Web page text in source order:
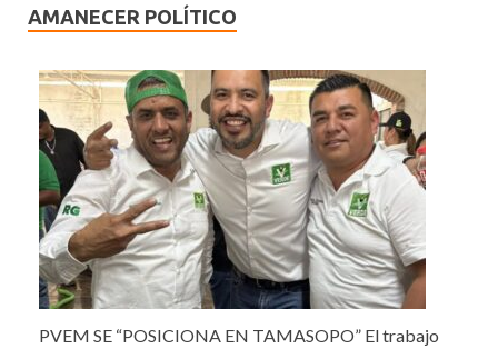
AMANECER POLÍTICO
PVEM SE “POSICIONA EN TAMASOPO” El trabajo